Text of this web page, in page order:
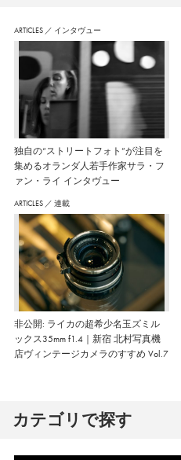
ARTICLES ／ インタヴュー
独自の“ストリートフォト”が注目を
集めるオランダ人若手作家サラ・フ
ァン・ライ インタヴュー
ARTICLES ／ 連載
非公開: ライカの超希少名玉ズミル
ックス35mm f1.4｜新宿 北村写真機
店ヴィンテージカメラのすすめ Vol.7
カテゴリで探す